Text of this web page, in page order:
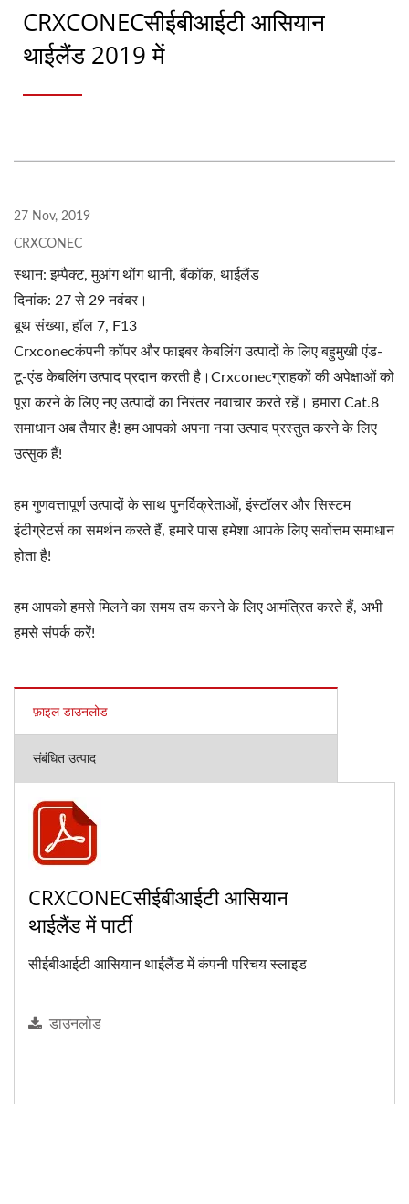
CRXCONECसीईबीआईटी आसियान
थाईलैंड 2019 में
27 Nov, 2019
CRXCONEC
स्थान: इम्पैक्ट, मुआंग थोंग थानी, बैंकॉक, थाईलैंड
दिनांक: 27 से 29 नवंबर।
बूथ संख्या, हॉल 7, F13
Crxconecकंपनी कॉपर और फाइबर केबलिंग उत्पादों के लिए बहुमुखी एंड-
टू-एंड केबलिंग उत्पाद प्रदान करती है।Crxconecग्राहकों की अपेक्षाओं को
पूरा करने के लिए नए उत्पादों का निरंतर नवाचार करते रहें। हमारा Cat.8
समाधान अब तैयार है! हम आपको अपना नया उत्पाद प्रस्तुत करने के लिए
उत्सुक हैं!
हम गुणवत्तापूर्ण उत्पादों के साथ पुनर्विक्रेताओं, इंस्टॉलर और सिस्टम
इंटीग्रेटर्स का समर्थन करते हैं, हमारे पास हमेशा आपके लिए सर्वोत्तम समाधान
होता है!
हम आपको हमसे मिलने का समय तय करने के लिए आमंत्रित करते हैं, अभी
हमसे संपर्क करें!
फ़ाइल डाउनलोड
संबंधित उत्पाद
CRXCONECसीईबीआईटी आसियान
थाईलैंड में पार्टी
सीईबीआईटी आसियान थाईलैंड में कंपनी परिचय स्लाइड
डाउनलोड